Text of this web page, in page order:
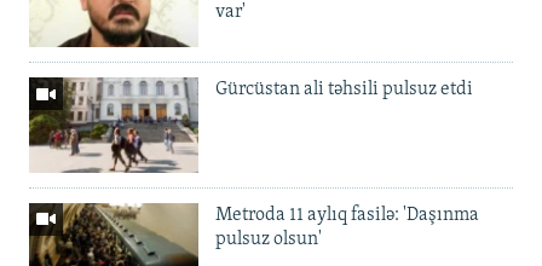
var'
Gürcüstan ali təhsili pulsuz etdi
Metroda 11 aylıq fasilə: 'Daşınma
pulsuz olsun'